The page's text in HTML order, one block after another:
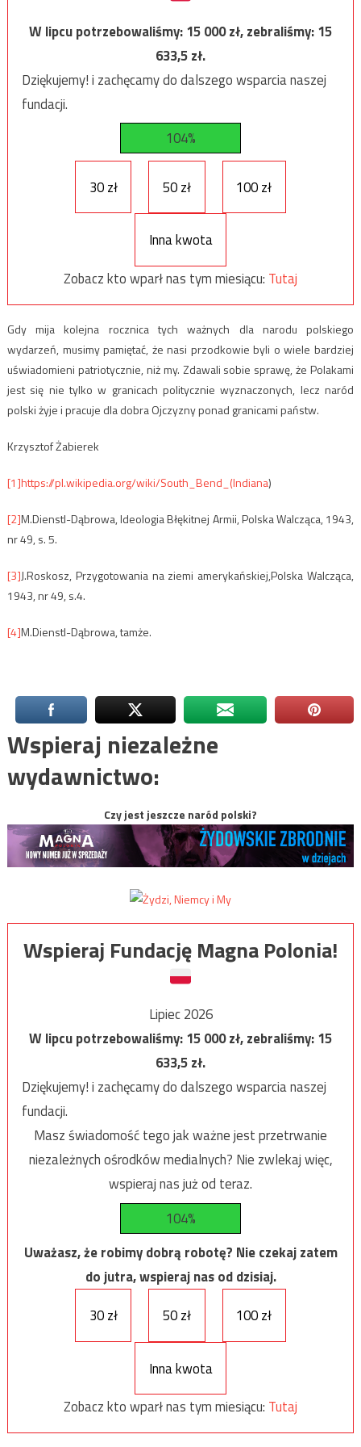
W lipcu potrzebowaliśmy:15 000zł, zebraliśmy:15
633,5zł.
Dziękujemy! i zachęcamy do dalszego wsparcia naszej
fundacji.
104%
30 zł 50 zł 100 zł
Inna kwota
Zobacz kto wparł nas tym miesiącu: Tutaj
Gdy mija kolejna rocznica tych ważnych dla narodu polskiego
wydarzeń, musimy pamiętać, że nasi przodkowie byli o wiele bardziej
uświadomieni patriotycznie, niż my. Zdawali sobie sprawę, że Polakami
jest się nie tylko w granicach politycznie wyznaczonych, lecz naród
polski żyje i pracuje dla dobra Ojczyzny ponad granicami państw.
Krzysztof Żabierek
[1]https://pl.wikipedia.org/wiki/South_Bend_(Indiana)
[2]M.Dienstl-Dąbrowa, Ideologia Błękitnej Armii, Polska Walcząca, 1943,
nr 49, s. 5.
[3]J.Roskosz, Przygotowania na ziemi amerykańskiej,Polska Walcząca,
1943, nr 49, s.4.
[4]M.Dienstl-Dąbrowa, tamże.
Wspieraj niezależne
wydawnictwo:
Czy jest jeszcze naród polski?
Wspieraj Fundację Magna Polonia!
Lipiec 2026
W lipcu potrzebowaliśmy:15 000zł, zebraliśmy:15
633,5zł.
Dziękujemy! i zachęcamy do dalszego wsparcia naszej
fundacji.
Masz świadomość tego jak ważne jest przetrwanie
niezależnych ośrodków medialnych? Nie zwlekaj więc,
wspieraj nas już od teraz.
104%
Uważasz, że robimy dobrą robotę? Nie czekaj zatem
do jutra, wspieraj nas od dzisiaj.
30 zł
50 zł 100 zł
Inna kwota
Zobacz kto wparł nas tym miesiącu: Tutaj